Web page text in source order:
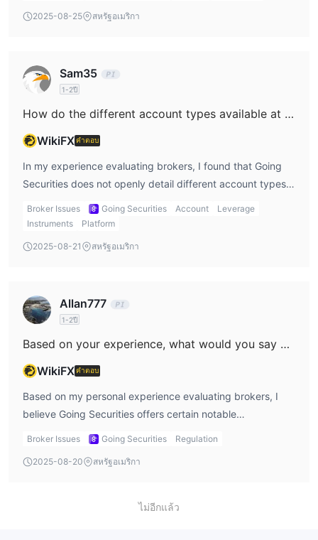
functionality cautiously. While the company does hold
there is no indication that the platform officially supports
Expert Advisors or similar automated trading modules. In
my opinion, traders focused on algorithmic strategies
before considering them for automated trading. For now, I
would keep expectations conservative regarding EA
support with Going Securities.
require standard identity and account verification.
recent proof of address—like a utility bill or bank
statement from the last three months. The broker’s
regulated status means strict anti-money laundering
information matches precisely between the provided
documents and the account details is essential. While
Going Securities does not publicly clarify every detail
my cautious approach with any regulated broker is to
can mean requests for additional documents, especially if
completed, as delays can otherwise occur. Contacting
customer service directly at the provided channels for
specific documentation requirements before submitting a
unnecessary setbacks.
2025-08-25 สหรัฐอเมริกา
Sam35
1-2ปี
How do the different account types available at Going Securities compare to one another?
WikiFXคำตอบ
In my experience evaluating brokers, I found that Going
Securities does not openly detail different account types
on their website or in publicly available sources, which
immediately stands out to me. Unlike many brokers that
standard, ECN, or VIP with differentiating features—Going
management, and investment research. All these services
are provided through what appears to be a singular
proprietary platform, "Going Securities Pro." As someone
who values transparency, the lack of clarity regarding
specific account types or tiered structures makes it
difficult for me to assess potential fit for different trader
profiles. This gap also extends to their fee structure, which
is marked as “unclear” based on my research. That said,
protection and credibility, which I always view as critical.
—reaching out to their customer support directly for a
Broker Issues Going Securities Account
Leverage
Instruments
Platform
2025-08-21 สหรัฐอเมริกา
Allan777
1-2ปี
Based on your experience, what would you say are the three biggest benefits of working with Going Securities?
WikiFXคำตอบ
Based on my personal experience evaluating brokers, I
believe Going Securities offers certain notable
advantages, though I urge every trader to perform their
benefit for me is that Going Securities is regulated by the
regulations can provide an added layer of accountability
Broker Issues Going Securities Regulation
2025-08-20 สหรัฐอเมริกา
ไม่อีกแล้ว